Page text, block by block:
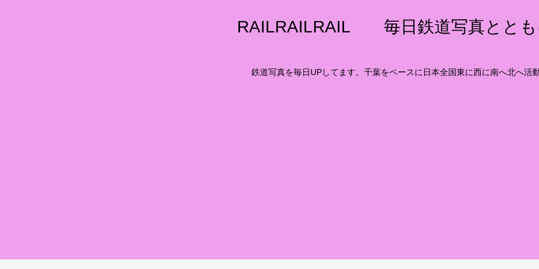
RAILRAILRAIL 毎日鉄道写真ととも
鉄道写真を毎日UPしてます。千葉をベースに日本全国東に西に南へ北へ活